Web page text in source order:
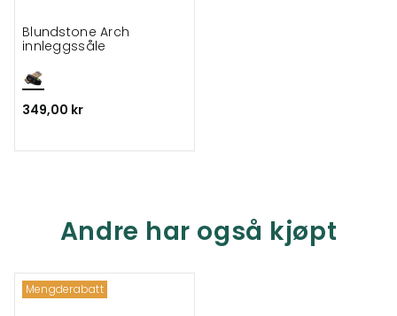
Blundstone Arch
innleggssåle
349,00 kr
Andre har også kjøpt
Mengderabatt